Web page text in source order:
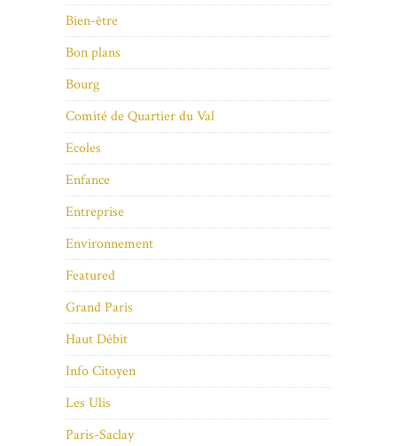
Bien-être
Bon plans
Bourg
Comité de Quartier du Val
Ecoles
Enfance
Entreprise
Environnement
Featured
Grand Paris
Haut Débit
Info Citoyen
Les Ulis
Paris-Saclay